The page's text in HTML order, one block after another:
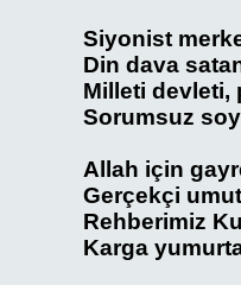
Siyonist
Din dava
Milleti devleti,
Sorumsuz
Allah için
Gerçekçi
Rehberimiz
Karga